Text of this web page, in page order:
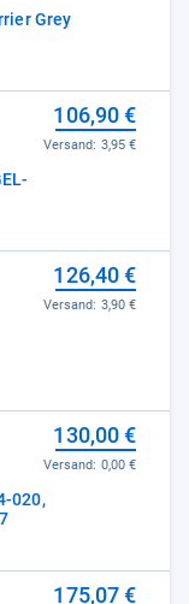
Grey
106,90 €
Versand: 3,95 €
126,40 €
Versand: 3,90 €
020,
130,00 €
Versand: 0,00 €
175,07 €